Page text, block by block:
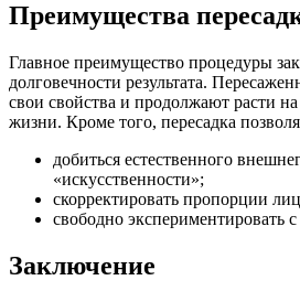
Преимущества
Главное преимущество процедуры
долговечности результата.
свои свойства и продолжают расти
жизни. Кроме того, пересадка
добиться естественного
«искусственности»;
скорректировать пропорции
свободно экспериментировать
Заключение